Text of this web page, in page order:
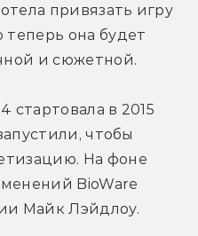
привязать игру
теперь она будет
и сюжетной.
стартовала в 2015
чтобы
На фоне
BioWare
Майк Лэйдлоу.